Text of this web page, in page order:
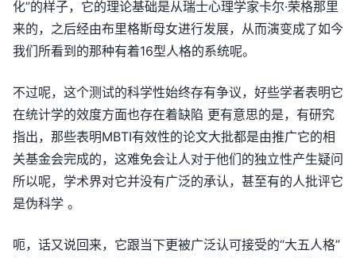
化”的样子，它的理论基础是从瑞士心理学家卡尔·荣格那里
来的，之后经由布里格斯母女进行发展，从而演变成了如今
我们所看到的那种有着16型人格的系统呢。
不过呢，这个测试的科学性始终存有争议，好些学者表明它
在统计学的效度方面也存在着缺陷 更有意思的是，有研究
指出，那些表明MBTI有效性的论文大批都是由推广它的相
关基金会完成的，这难免会让人对于他们的独立性产生疑问
所以呢，学术界对它并没有广泛的承认，甚至有的人批评它
是伪科学 。
呃，话又说回来，它跟当下更被广泛认可接受的“大五人格”